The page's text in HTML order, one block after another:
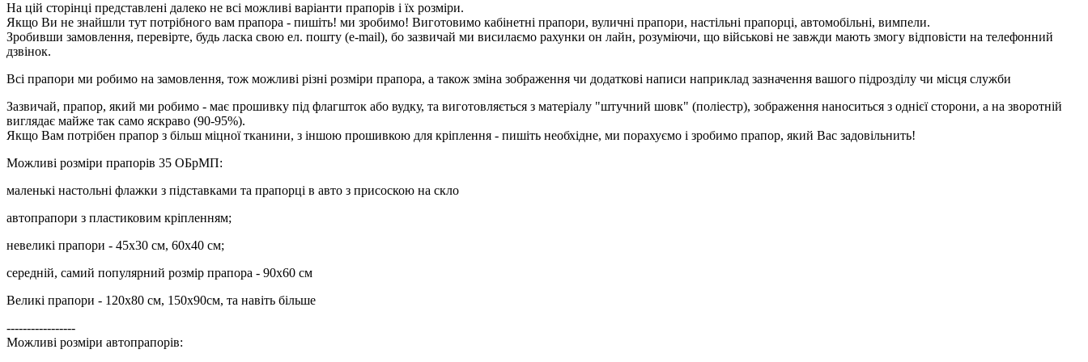
На цій сторінці представлені далеко не всі можливі варіанти прапорів і їх розміри.
Якщо Ви не знайшли тут потрібного вам прапора - пишіть! ми зробимо! Виготовимо кабінетні прапори, вуличні прапори, настільні прапорці, автомобільні, вимпели.
Зробивши замовлення, перевірте, будь ласка свою ел. пошту (e-mail), бо зазвичай ми висилаємо рахунки он лайн, розуміючи, що військові не завжди мають змогу відповісти на телефонний
дзвінок.
Всі прапори ми робимо на замовлення, тож можливі різні розміри прапора, а також зміна зображення чи додаткові написи наприклад зазначення вашого підрозділу чи місця служби
Зазвичай, прапор, який ми робимо - має прошивку під флагшток або вудку, та виготовляється з матеріалу "штучний шовк" (поліестр), зображення наноситься з однієї сторони, а на зворотній
виглядає майже так само яскраво (90-95%).
Якщо Вам потрібен прапор з більш міцної тканини, з іншою прошивкою для кріплення - пишіть необхідне, ми порахуємо і зробимо прапор, який Вас задовільнить!
Можливі розміри прапорів 35 ОБрМП:
маленькі настольні флажки з підставками та прапорці в авто з присоскою на скло
автопрапори з пластиковим кріпленням;
невеликі прапори - 45х30 см, 60х40 см;
середній, самий популярний розмір прапора - 90х60 см
Великі прапори - 120х80 см, 150х90см, та навіть більше
-----------------
Можливі розміри автопрапорів: